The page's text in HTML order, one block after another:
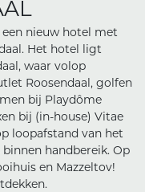
nieuw hotel met
Het hotel ligt
waar volop
Roosendaal, golfen
bij Playdôme
bij (in-house) Vitae
loopafstand van het
handbereik. Op
en Mazzeltov!